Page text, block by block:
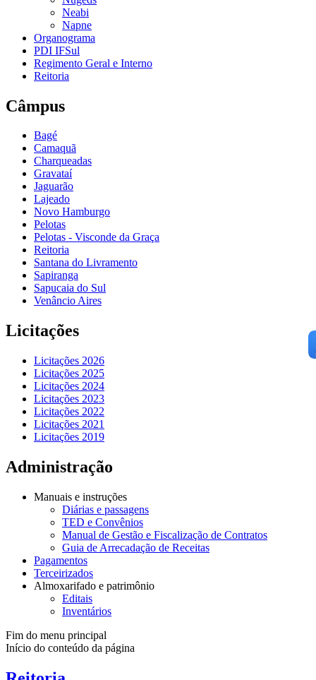
Neabi
Napne
Organograma
PDI IFSul
Regimento Geral e Interno
Reitoria
Câmpus
Bagé
Camaquã
Charqueadas
Gravataí
Jaguarão
Lajeado
Novo Hamburgo
Pelotas
Pelotas - Visconde da Graça
Reitoria
Santana do Livramento
Sapiranga
Sapucaia do Sul
Venâncio Aires
Licitações
Licitações 2026
Licitações 2025
Licitações 2024
Licitações 2023
Licitações 2022
Licitações 2021
Licitações 2019
Administração
Manuais e instruções
Diárias e passagens
TED e Convênios
Manual de Gestão e Fiscalização de Contratos
Guia de Arrecadação de Receitas
Pagamentos
Terceirizados
Almoxarifado e patrimônio
Editais
Inventários
Fim do menu principal
Início do conteúdo da página